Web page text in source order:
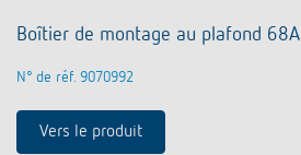
Boîtier de montage au plafond 68A
N° de réf. 9070992
Vers le produit